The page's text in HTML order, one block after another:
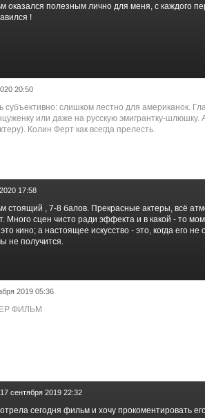
оказался полезным лично для меня, с каждого
!
20:50
субъективно: слишком лестно для американок.
или даже на русскую эмигрантку-шлюшку.
Колин Ферт как всегда прелесть.
17:58
стоящий , 7-8 балов. Прекрасные актеры, всё
Много сцен чисто ради эффекта и в какой - то
кино; а настоящее искусство - это, когда его
не получится.
2019 05:36
ФИЛЬМ
17 сентября 2019 22:32
сегодня фильм и хочу прокоментировать